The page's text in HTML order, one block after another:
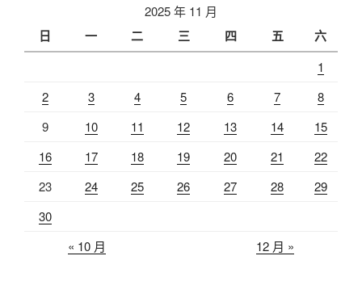
2025 年 11 月
日 一 二 三 四 五 六
1
2
3 4 5 6 7
8
9
10 11 12 13 14
15
16
17 18 19 20 21
22
23
24 25 26 27 28
29
30
« 10 月
12 月 »